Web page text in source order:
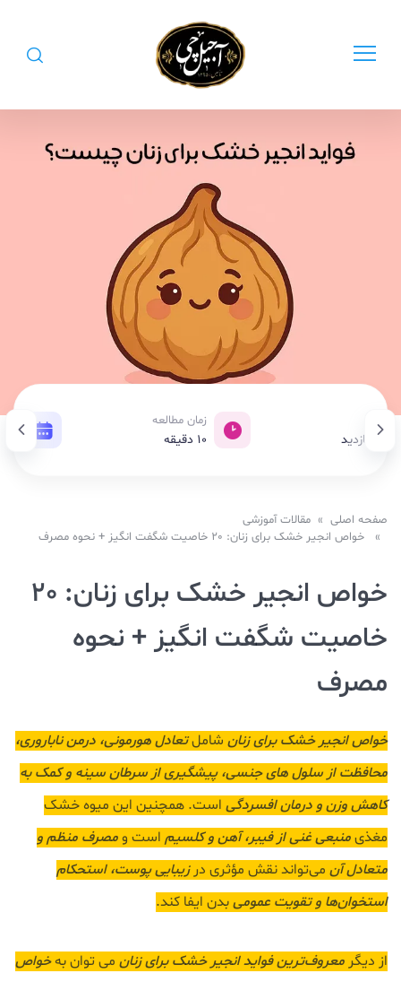
بازدید
زمان مطالعه
10 دقیقه
صفحه اصلی » مقالات آموزشی
» خواص انجیر خشک برای زنان: 20 خاصیت شگفت انگیز + نحوه مصرف
خواص انجیر خشک برای زنان: 20
خاصیت شگفت انگیز + نحوه
مصرف
خواص انجیر خشک برای زنان شاملتعادل هورمونی، درمن ناباروری،
محافظت از سلول های جنسی، پیشگیری از سرطان سینه و کمک به
کاهش وزن و درمان افسردگی است. همچنین این میوه خشک‌
مغذیمنبعی غنی از فیبر، آهن و کلسیم است ومصرف منظم و
متعادل آن می‌تواند نقش مؤثری درزیبایی پوست، استحکام
استخوان‌ها و تقویت عمومیبدن ایفا کند.
از دیگر معروف‌ترین فواید انجیر خشک برای زنان می توان بهخواص